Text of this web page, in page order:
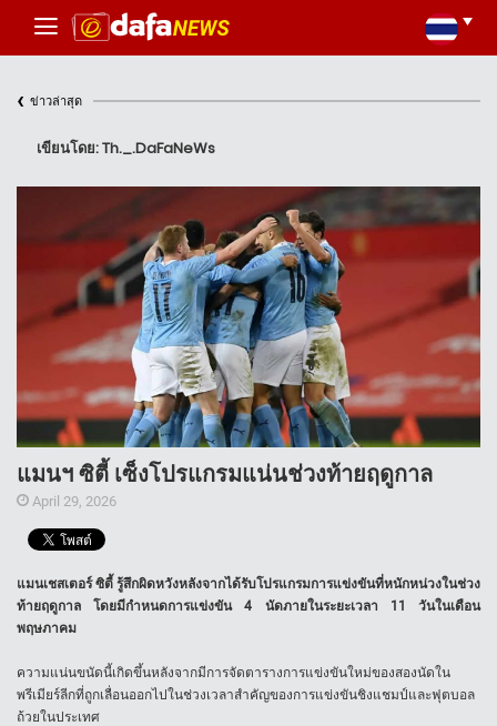
‹ ข่าวล่าสุด
เขียนโดย: Th._.DaFaNeWs
แมนฯ ซิตี้ เซ็งโปรแกรมแน่นช่วงท้ายฤดูกาล
April 29, 2026
แมนเชสเตอร์ ซิตี้ รู้สึกผิดหวังหลังจากได้รับโปรแกรมการแข่งขันที่หนักหน่วงในช่วง
ท้ายฤดูกาล โดยมีกำหนดการแข่งขัน 4 นัดภายในระยะเวลา 11 วันในเดือน
พฤษภาคม
ความแน่นขนัดนี้เกิดขึ้นหลังจากมีการจัดตารางการแข่งขันใหม่ของสองนัดใน
พรีเมียร์ลีกที่ถูกเลื่อนออกไปในช่วงเวลาสำคัญของการแข่งขันชิงแชมป์และฟุตบอล
ถ้วยในประเทศ